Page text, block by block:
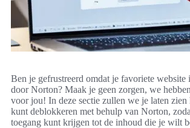
Ben je gefrustreerd omdat je favoriete website
door Norton? Maak je geen zorgen, we
voor jou! In deze sectie zullen we je laten zien
kunt deblokkeren met behulp van Norton,
toegang kunt krijgen tot de inhoud die je wilt